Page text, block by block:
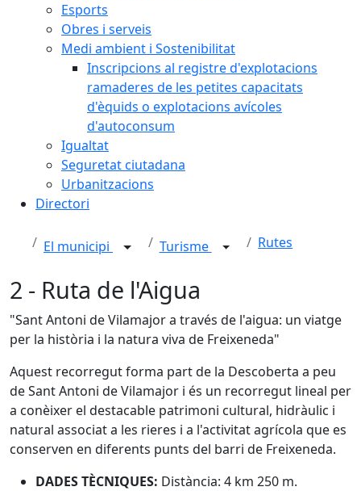
Esports
Obres i serveis
Medi ambient i Sostenibilitat
Inscripcions al registre d'explotacions
ramaderes de les petites capacitats
d'èquids o explotacions avícoles
d'autoconsum
Igualtat
Seguretat ciutadana
Urbanitzacions
Directori
El municipi Turisme Rutes
2 - Ruta de l'Aigua
"Sant Antoni de Vilamajor a través de l'aigua: un viatge
per la història i la natura viva de Freixeneda"
Aquest recorregut forma part de la Descoberta a peu
de Sant Antoni de Vilamajor i és un recorregut lineal per
a conèixer el destacable patrimoni cultural, hidràulic i
natural associat a les rieres i a l'activitat agrícola que es
conserven en diferents punts del barri de Freixeneda.
DADES TÈCNIQUES: Distància: 4 km 250 m.